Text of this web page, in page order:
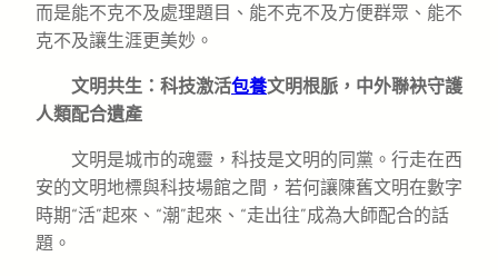
而是能不克不及處理題目、能不克不及方便群眾、能不
克不及讓生涯更美妙。
文明共生：科技激活包養文明根脈，中外聯袂守護
人類配合遺產
文明是城市的魂靈，科技是文明的同黨。行走在西
安的文明地標與科技場館之間，若何讓陳舊文明在數字
時期“活”起來、“潮”起來、“走出往”成為大師配合的話
題。